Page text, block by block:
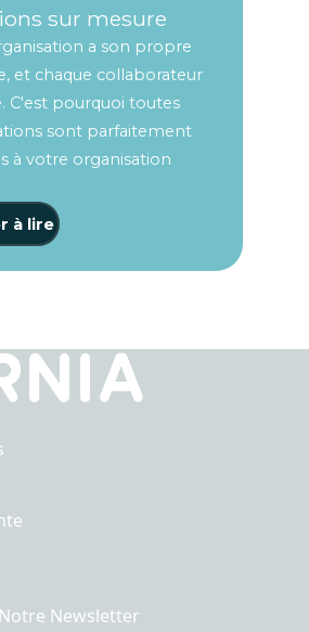
sur mesure
a son propre
et chaque collaborateur
C'est pourquoi toutes
sont parfaitement
à votre organisation
à lire
Newsletter